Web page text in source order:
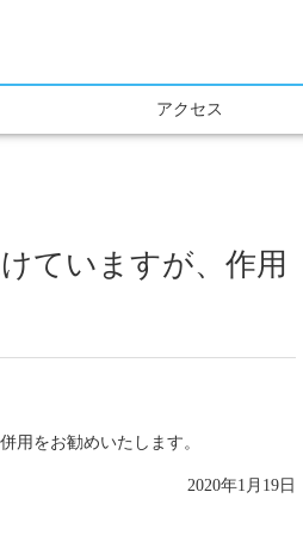
アクセス
ていますが、作用
用をお勧めいたします。
2020年1月19日